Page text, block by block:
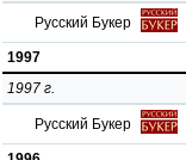
Русский Букер
1997
1997 г.
Русский Букер